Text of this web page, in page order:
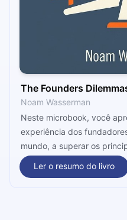
The Founders
Noam Wasserman
Neste microbook, você
experiência dos
mundo, a superar os
seu caminho ao topo da
financeira.
Ler o resumo do livro